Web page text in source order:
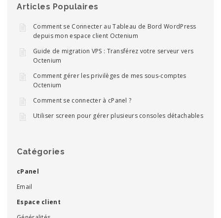
Articles Populaires
Comment se Connecter au Tableau de Bord WordPress
depuis mon espace client Octenium
Guide de migration VPS : Transférez votre serveur vers
Octenium
Comment gérer les privilèges de mes sous-comptes
Octenium
Comment se connecter à cPanel ?
Utiliser screen pour gérer plusieurs consoles détachables
Catégories
cPanel
Email
Espace client